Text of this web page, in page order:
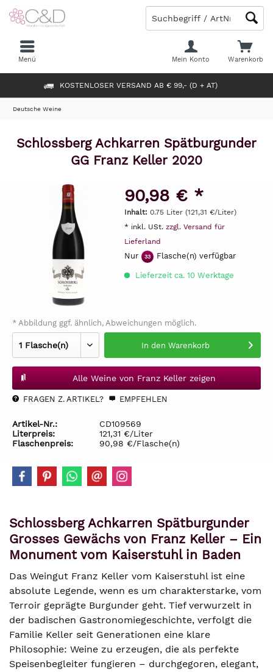
KOSTENLOSER VERSAND AB € 99,- (D + AT)
Warenkorb
Mein Konto
Menü
Deutsche Weine
Schlossberg Achkarren Spätburgunder
GG Franz Keller 2020
90,98 € *
Inhalt: 0.75 Liter (121,31 €/Liter)
* inkl. USt. zzgl. Versand für
Lieferland
Nur 33 Flasche(n) verfügbar
Lieferzeit ca. 10 Werktage
* Abbildung ggf. ähnlich, Abweichungen möglich.
In den Warenkorb
Alle Weine von Franz Keller zeigen
FRAGEN Z. ARTIKEL? EMPFEHLEN
Artikel-Nr.:
CD109569
Literpreis:
121,31 €/Liter
Flaschenpreis:
90,98 €/Flasche(n)
Schlossberg Achkarren Spätburgunder
Grosses Gewächs von Franz Keller – Ein
Monument vom Kaiserstuhl in Baden
Das Weingut Franz Keller vom Kaiserstuhl ist eine
absolute Legende, wenn es um charakterstarke, vom
Terroir geprägte Burgunder geht. Tief verwurzelt in
der badischen Gastronomiegeschichte, verfolgt die
Familie Keller seit Generationen eine klare
Philosophie: Weine zu erzeugen, die als perfekte
Speisenbegleiter fungieren – durchgegoren, elegant,